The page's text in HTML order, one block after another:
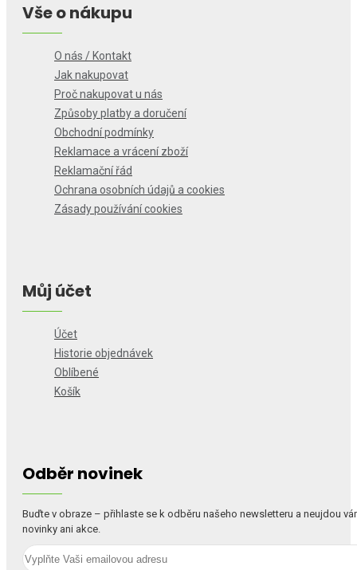
Vše o nákupu
O nás / Kontakt
Jak nakupovat
Proč nakupovat u nás
Způsoby platby a doručení
Obchodní podmínky
Reklamace a vrácení zboží
Reklamační řád
Ochrana osobních údajů a cookies
Zásady používání cookies
Můj účet
Účet
Historie objednávek
Oblíbené
Košík
Odběr novinek
Buďte v obraze – přihlaste se k odběru našeho newsletteru a neujdou
novinky ani akce.